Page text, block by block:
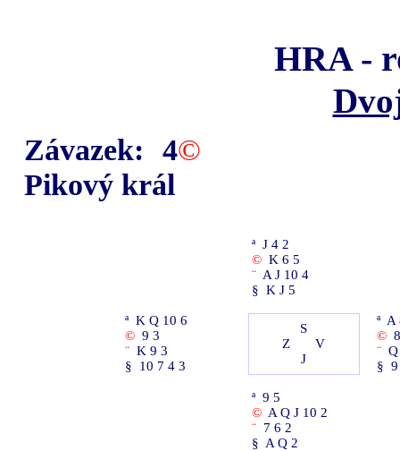
HRA -
Závazek: 4©
Pikový král
ª J 4 2
© K 6 5
¨ A J 10 4
§ K J 5
ª K Q 10 6
© 9 3
¨ K 9 3
§
10 7 4 3
S
Z
V
J
ª A
©
¨
§
ª 9 5
© A Q J 10 2
¨ 7 6 2
§ A Q 2